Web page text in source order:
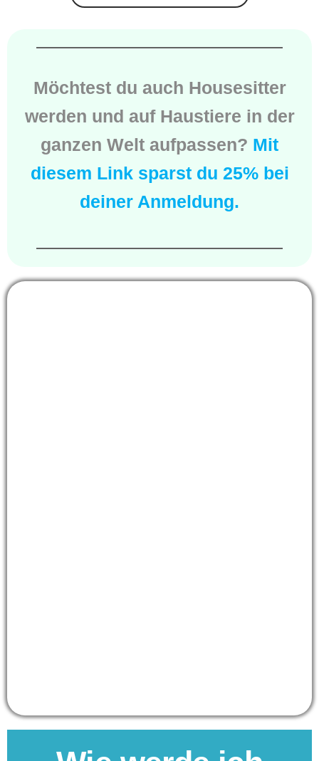
Möchtest du auch Housesitter
werden und auf Haustiere in der
ganzen Welt aufpassen? Mit
diesem Link sparst du 25% bei
deiner Anmeldung.